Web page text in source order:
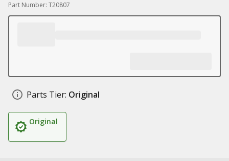
Part Number: T20807
Parts Tier: Original
Original